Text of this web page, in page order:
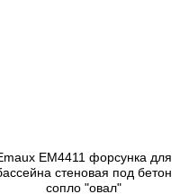
EM4411 форсунка для
стеновая под бетон
сопло "овал"